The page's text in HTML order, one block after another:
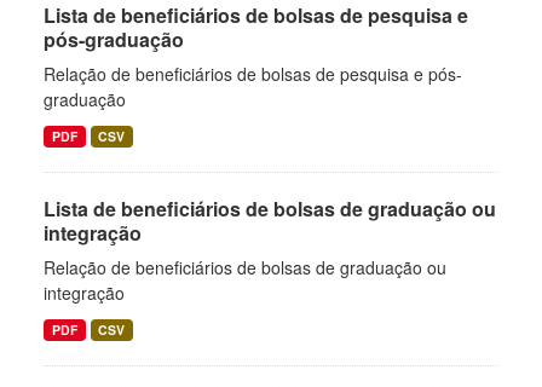
Lista de beneficiários de bolsas de pesquisa e
pós-graduação
Relação de beneficiários de bolsas de pesquisa e pós-
graduação
PDF CSV
Lista de beneficiários de bolsas de graduação ou
integração
Relação de beneficiários de bolsas de graduação ou
integração
PDF CSV